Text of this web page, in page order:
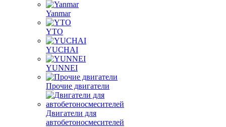
Yanmar
YTO
YUCHAI
YUNNEI
Прочие двигатели
Двигатели для
автобетоносмесителей